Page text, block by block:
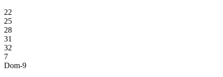
22
25
28
31
32
7
Dom-9